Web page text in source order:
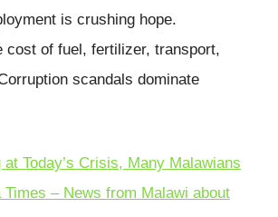
is crushing hope.
cost of fuel, fertilizer, transport,
scandals dominate
Today’s Crisis, Many Malawians
Times – News from Malawi about